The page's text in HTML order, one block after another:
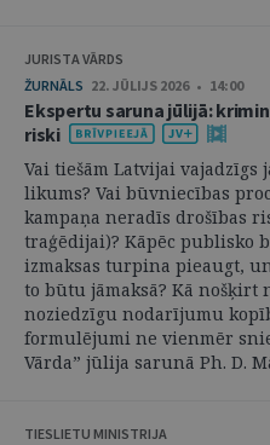
JURISTA VĀRDS
ŽURNĀLS 22. JŪLIJS 2026 • 14:00
Ekspertu saruna jūlijā:
riski
Vai tiešām Latvijai
likums? Vai būvniecības
kampaņa neradīs drošības
traģēdijai)? Kāpēc publisko
izmaksas turpina pieaugt,
to būtu jāmaksā? Kā
noziedzīgu nodarījumu
formulējumi ne vienmēr
Vārda” jūlija sarunā Ph. D.
TIESLIETU MINISTRIJA